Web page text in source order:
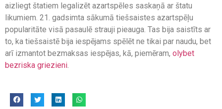
aizliegt štatiem legalizēt azartspēles saskaņā ar štatu
likumiem. 21. gadsimta sākumā tiešsaistes azartspēļu
popularitāte visā pasaulē strauji pieauga. Tas bija saistīts ar
to, ka tiešsaistē bija iespējams spēlēt ne tikai par naudu, bet
arī izmantot bezmaksas iespējas, kā, piemēram, olybet
bezriska griezieni.